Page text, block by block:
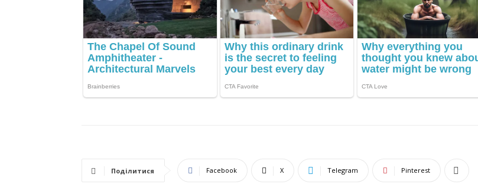
Поділитися Facebook X Telegram Pinterest